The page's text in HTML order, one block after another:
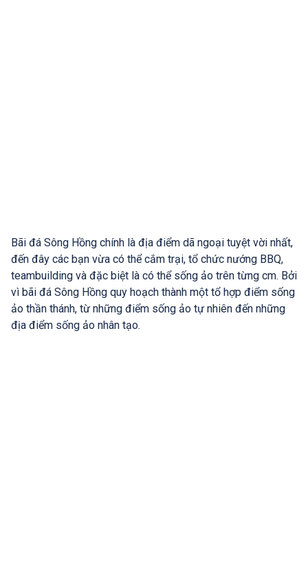
Bãi đá Sông Hồng chính là địa điểm dã ngoại tuyệt vời nhất,
đến đây các bạn vừa có thể cắm trại, tổ chức nướng BBQ,
teambuilding và đặc biệt là có thể sống ảo trên từng cm. Bởi
vì bãi đá Sông Hồng quy hoạch thành một tổ hợp điểm sống
ảo thần thánh, từ những điểm sống ảo tự nhiên đến những
địa điểm sống ảo nhân tạo.